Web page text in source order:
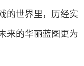
的世界里，历经实
来的华丽蓝图更为